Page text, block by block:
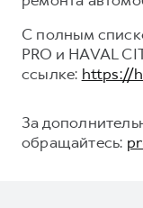
С полным
PRO и HAVAL
ссылке: https://
За
обращайтесь: